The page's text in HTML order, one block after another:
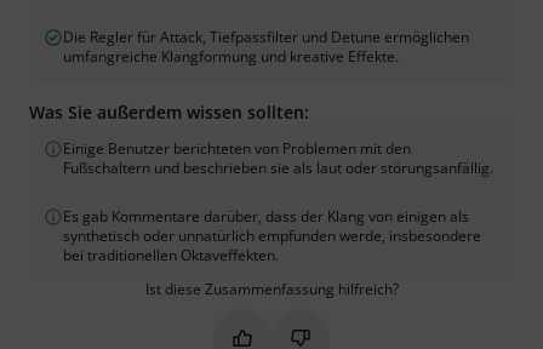
Die Regler für Attack, Tiefpassfilter und Detune ermöglichen
umfangreiche Klangformung und kreative Effekte.
Was Sie außerdem wissen sollten:
Einige Benutzer berichteten von Problemen mit den
Fußschaltern und beschrieben sie als laut oder störungsanfällig.
Es gab Kommentare darüber, dass der Klang von einigen als
synthetisch oder unnatürlich empfunden werde, insbesondere
bei traditionellen Oktaveffekten.
Ist diese Zusammenfassung hilfreich?
Markieren Sie diese
Markieren Sie diese